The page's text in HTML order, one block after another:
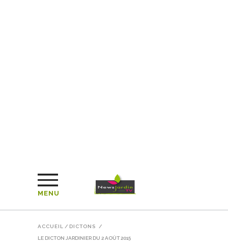
MENU
ACCUEIL / DICTONS /
LE DICTON JARDINIER DU 2 AOÛT 2015